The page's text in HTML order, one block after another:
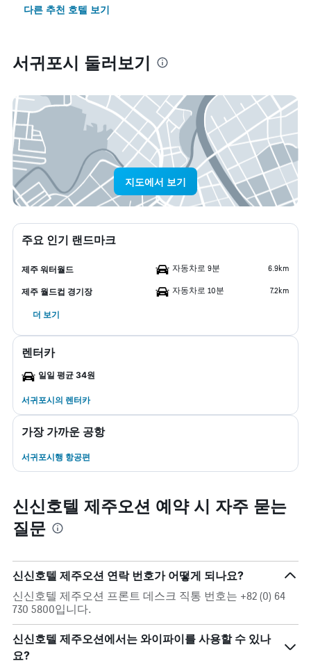
다른 추천 호텔 보기
서귀포시 둘러보기
지도에서 보기
주요 인기 랜드마크
제주 워터월드 자동차로 9분 6.9km
제주 월드컵 경기장 자동차로 10분 7.2km
더 보기
렌터카
일일 평균 34원
서귀포시​의 렌터카
가장 가까운 공항
서귀포시행 항공편
신신호텔 제주오션 예약 시 자주 묻는
질문
신신호텔 제주오션 연락 번호가 어떻게 되나요?
신신호텔 제주오션 프론트 데스크 직통 번호는 +82 (0) 64
730 5800입니다.
신신호텔 제주오션에서는 와이파이를 사용할 수 있나
요?